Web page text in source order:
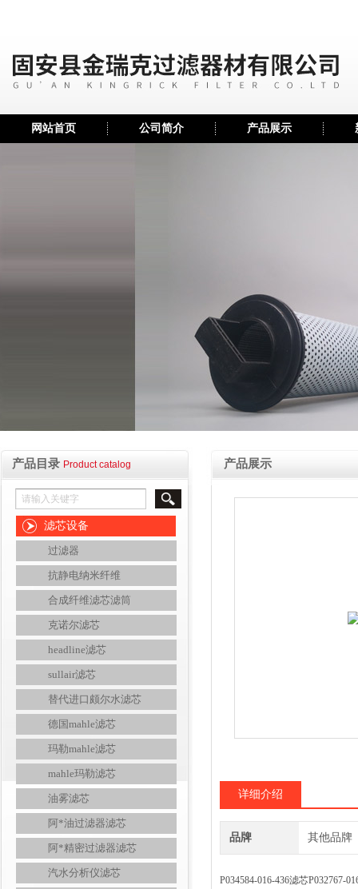
网站首页 公司简介 产品展示
产品目录 Product catalog
滤芯设备
过滤器
抗静电纳米纤维
合成纤维滤芯滤筒
克诺尔滤芯
headline滤芯
sullair滤芯
替代进口颇尔水滤芯
德国mahle滤芯
玛勒mahle滤芯
mahle玛勒滤芯
油雾滤芯
阿*油过滤器滤芯
阿*精密过滤器滤芯
汽水分析仪滤芯
产品展示
详细介绍
品牌 其他品牌
P034584-016-436滤芯P032767-